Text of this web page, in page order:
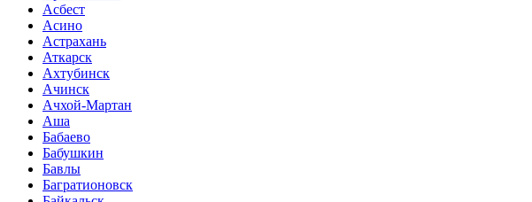
Асбест
Асино
Астрахань
Аткарск
Ахтубинск
Ачинск
Ачхой-Мартан
Аша
Бабаево
Бабушкин
Бавлы
Багратионовск